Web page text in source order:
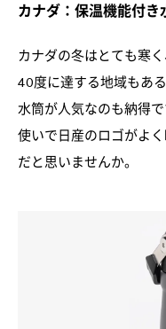
カナダ：保温機能付き
カナダの冬はとても寒
40度に達する地域もあ
水筒が人気なのも納得
使いで日産のロゴがよ
だと思いませんか。